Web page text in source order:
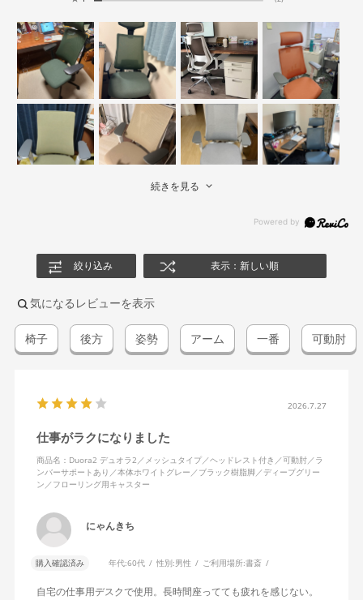
続きを見る
絞り込み 表示：新しい順
気になるレビューを表示
椅子 後方 姿勢 アーム 一番 可動肘
2026.7.27
仕事がラクになりました
商品名：Duora2 デュオラ2／メッシュタイプ／ヘッドレスト付き／可動肘／ラ
ンバーサポートあり／本体ホワイトグレー／ブラック樹脂脚／ディープグリー
ン／フローリング用キャスター
にゃんきち
購入確認済み 年代:60代 性別:男性 ご利用場所:書斎
自宅の仕事用デスクで使用。長時間座ってても疲れを感じない。